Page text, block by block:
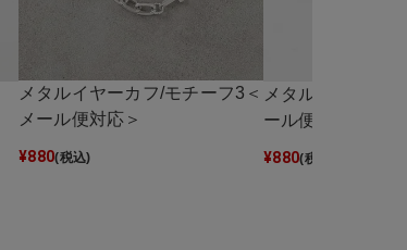
メタルイヤーカフ/モチーフ3＜
メール便対応＞
¥880(税込)
メタルネックレ
ール便対応＞
¥880(税込)